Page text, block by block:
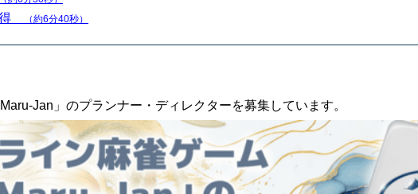
得 （約6分40秒）
Jan」のプランナー・ディレクターを募集しています。